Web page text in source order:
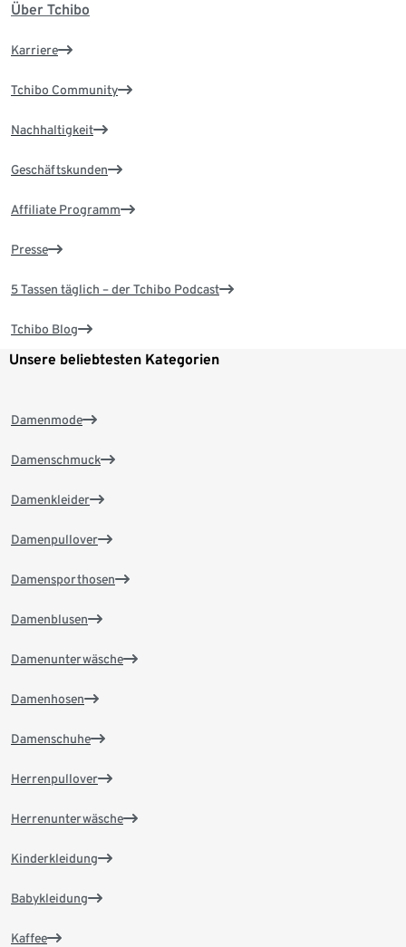
Über Tchibo
Karriere
Tchibo Community
Nachhaltigkeit
Geschäftskunden
Affiliate Programm
Presse
5 Tassen täglich – der Tchibo Podcast
Tchibo Blog
Unsere beliebtesten Kategorien
Damenmode
Damenschmuck
Damenkleider
Damenpullover
Damensporthosen
Damenblusen
Damenunterwäsche
Damenhosen
Damenschuhe
Herrenpullover
Herrenunterwäsche
Kinderkleidung
Babykleidung
Kaffee